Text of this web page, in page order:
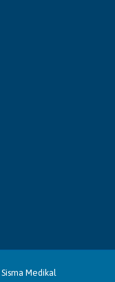
Sisma Medikal